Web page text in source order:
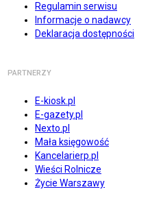
Regulamin serwisu
Informacje o nadawcy
Deklaracja dostępności
PARTNERZY
E-kiosk.pl
E-gazety.pl
Nexto.pl
Mała księgowość
Kancelarierp.pl
Wieści Rolnicze
Życie Warszawy